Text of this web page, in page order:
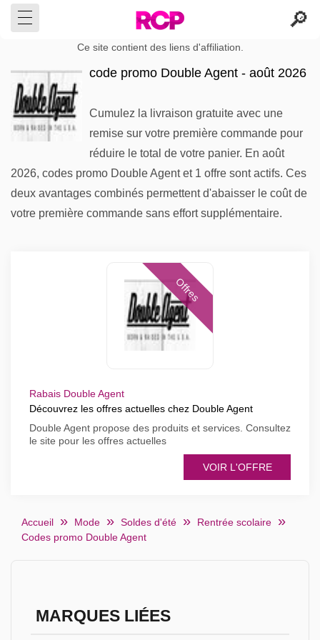
Ce site contient des liens d'affiliation.
code promo Double Agent - août 2026
Cumulez la livraison gratuite avec une
remise sur votre première commande pour
réduire le total de votre panier. En août
2026, codes promo Double Agent et 1 offre sont actifs. Ces
deux avantages combinés permettent d'abaisser le coût de
votre première commande sans effort supplémentaire.
Offres
Rabais Double Agent
Découvrez les offres actuelles chez Double Agent
Double Agent propose des produits et services. Consultez
le site pour les offres actuelles
VOIR L'OFFRE
Accueil Mode Soldes d'été
Rentrée scolaire
Codes promo Double Agent
MARQUES LIÉES